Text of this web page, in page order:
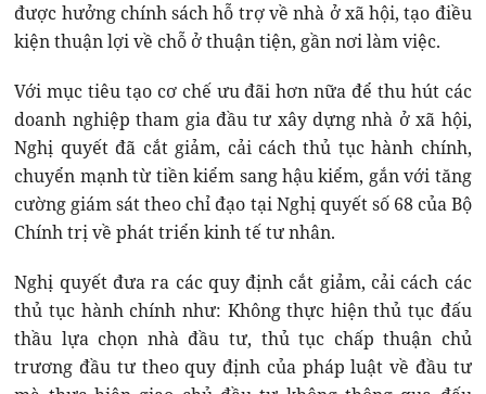
được hưởng chính sách hỗ trợ về nhà ở xã hội, tạo điều
kiện thuận lợi về chỗ ở thuận tiện, gần nơi làm việc.
Với mục tiêu tạo cơ chế ưu đãi hơn nữa để thu hút các
doanh nghiệp tham gia đầu tư xây dựng nhà ở xã hội,
Nghị quyết đã cắt giảm, cải cách thủ tục hành chính,
chuyển mạnh từ tiền kiểm sang hậu kiểm, gắn với tăng
cường giám sát theo chỉ đạo tại Nghị quyết số 68 của Bộ
Chính trị về phát triển kinh tế tư nhân.
Nghị quyết đưa ra các quy định cắt giảm, cải cách các
thủ tục hành chính như: Không thực hiện thủ tục đấu
thầu lựa chọn nhà đầu tư, thủ tục chấp thuận chủ
trương đầu tư theo quy định của pháp luật về đầu tư